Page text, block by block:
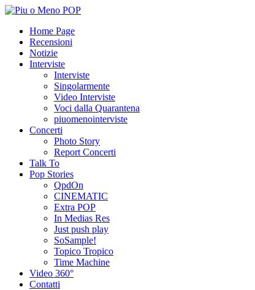
Home Page
Recensioni
Notizie
Interviste
Interviste
Singolarmente
Video Interviste
Voci dalla Quarantena
piuomenointerviste
Concerti
Photo Story
Report Concerti
Talk To
Pop Stories
QpdOn
CINEMATIC
Extra POP
In Medias Res
Just push play
SoSample!
Topico Tropico
Time Machine
Video 360°
Contatti